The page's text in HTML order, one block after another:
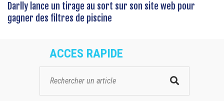
Darlly lance un tirage au sort sur son site web pour
gagner des filtres de piscine
ACCES RAPIDE